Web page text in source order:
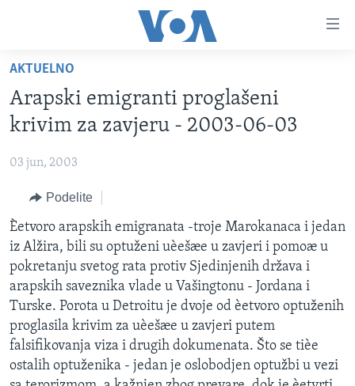
glavni
sadržaj
Idi
na
glavnu
navigaciju
pretragu
NASLOVNA
RUBRIKE
BALKAN
GLOBALNE TEME
EKONOMIJA
NAUKA I TEHNOLOGIJA
MEDICINA
KULTURA
DRUŠTVO
SPORT
OTVORENI STUDIO
IZ AMERIKE
PRATITE NAS
Jezici
AKTUELNO
Arapski emigranti proglašeni
krivim za zavjeru - 2003-06-03
03 jun, 2003
Podelite
Èetvoro arapskih emigranata -troje Marokanaca i jedan
iz Alžira, bili su optuženi uèešæe u zavjeri i pomoæ u
pokretanju svetog rata protiv Sjedinjenih država i
arapskih saveznika vlade u Vašingtonu - Jordana i
Turske. Porota u Detroitu je dvoje od èetvoro optuženih
proglasila krivim za uèešæe u zavjeri putem
falsifikovanja viza i drugih dokumenata. Što se tièe
ostalih optuženika - jedan je oslobodjen optužbi u vezi